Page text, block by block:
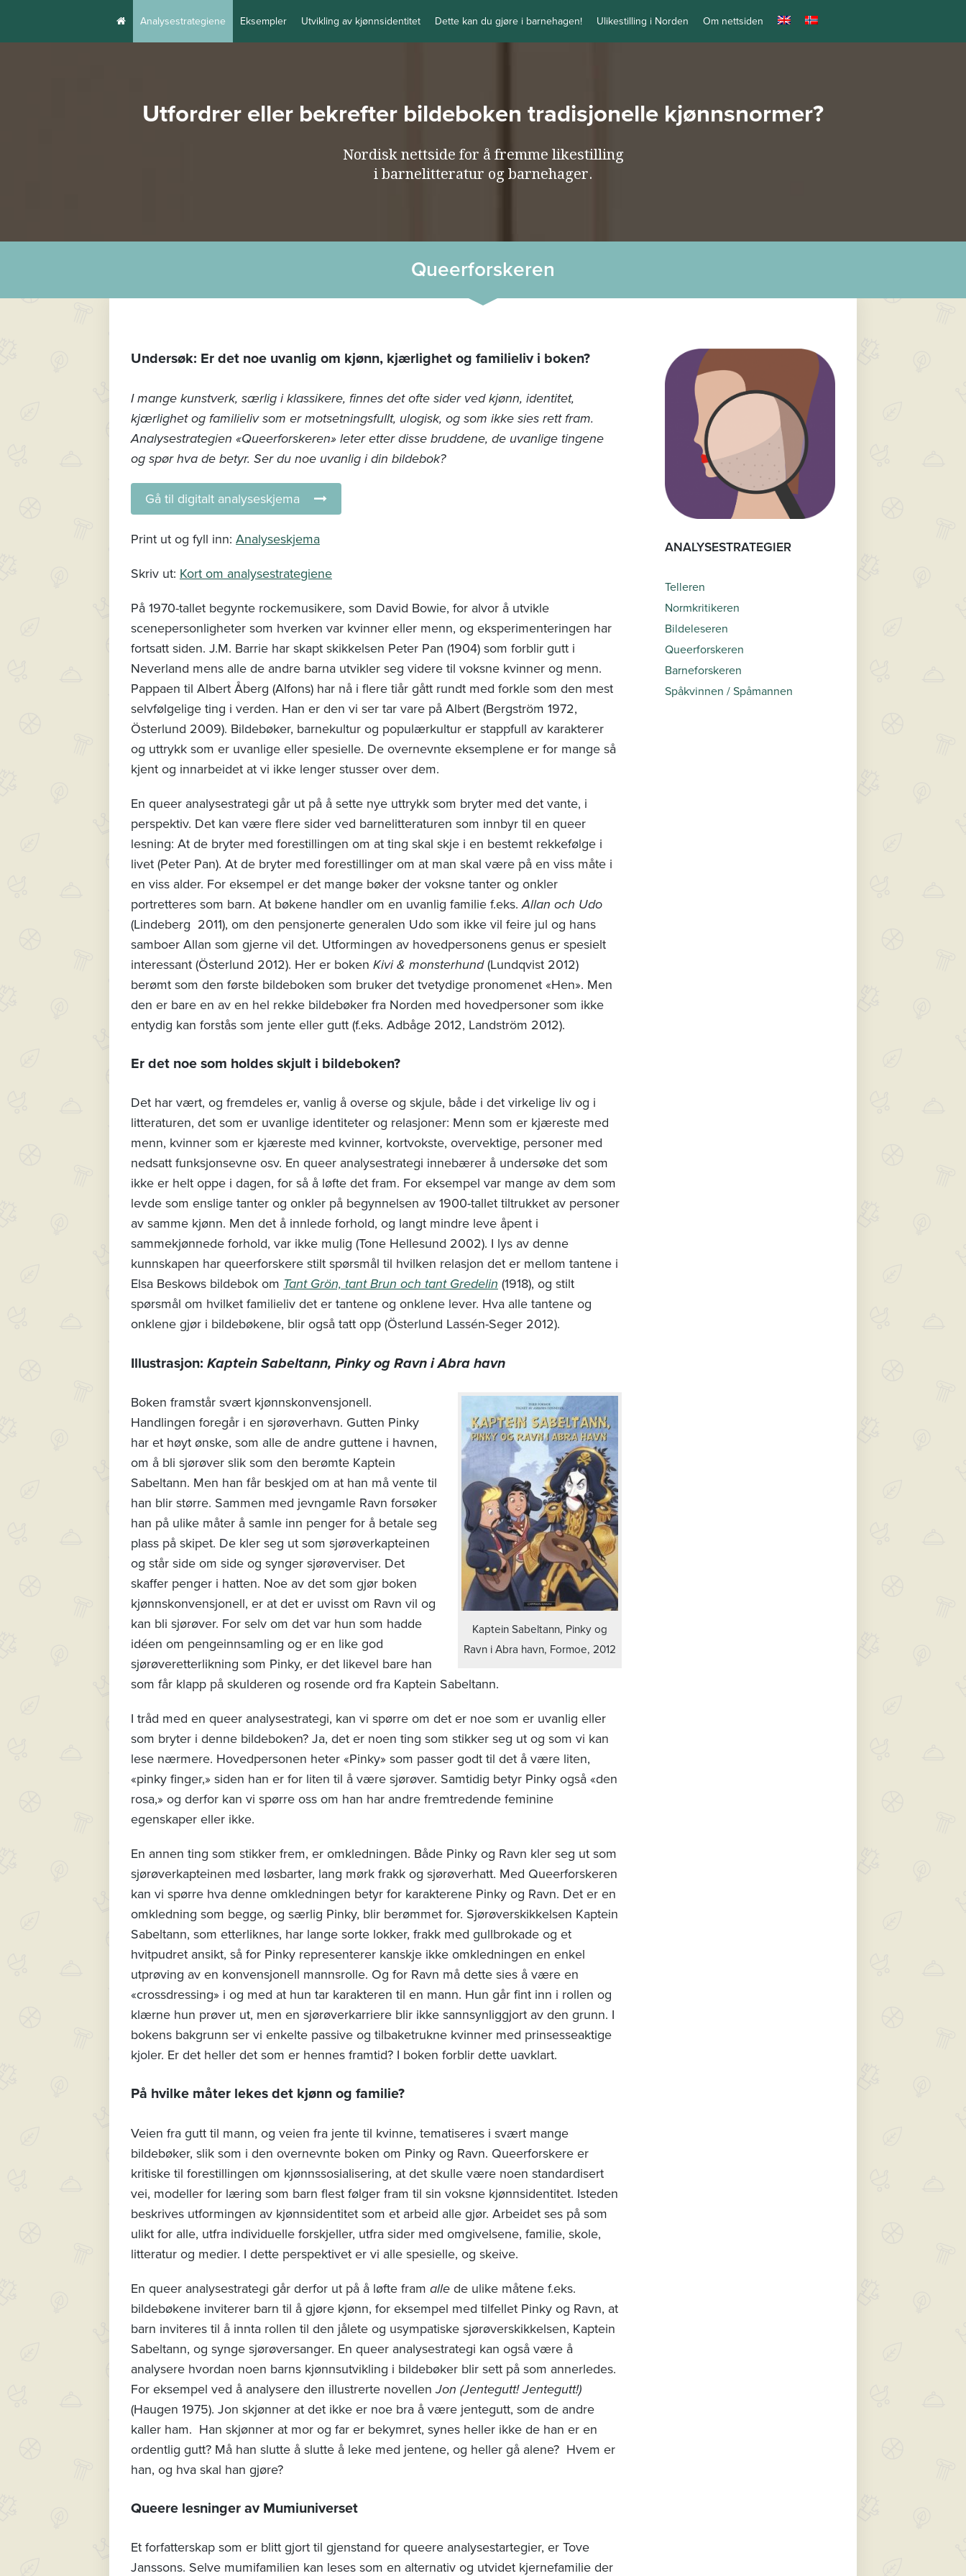
Analysestrategiene Eksempler Utvikling av kjønnsidentitet Dette kan du gjøre i barnehagen! Ulikestilling i Norden Om nettsiden
Utfordrer eller bekrefter bildeboken tradisjonelle kjønnsnormer?
Nordisk nettside for å fremme likestilling
i barnelitteratur og barnehager.
Queerforskeren
Undersøk: Er det noe uvanlig om kjønn, kjærlighet og familieliv i boken?
I mange kunstverk, særlig i klassikere, finnes det ofte sider ved kjønn, identitet,
kjærlighet og familieliv som er motsetningsfullt, ulogisk, og som ikke sies rett fram.
Analysestrategien «Queerforskeren» leter etter disse bruddene, de uvanlige tingene
og spør hva de betyr. Ser du noe uvanlig i din bildebok?
Gå til digitalt analyseskjema
Print ut og fyll inn: Analyseskjema
Skriv ut: Kort om analysestrategiene
På 1970-tallet begynte rockemusikere, som David Bowie, for alvor å utvikle
scenepersonligheter som hverken var kvinner eller menn, og eksperimenteringen har
fortsatt siden. J.M. Barrie har skapt skikkelsen Peter Pan (1904) som forblir gutt i
Neverland mens alle de andre barna utvikler seg videre til voksne kvinner og menn.
Pappaen til Albert Åberg (Alfons) har nå i flere tiår gått rundt med forkle som den mest
selvfølgelige ting i verden. Han er den vi ser tar vare på Albert (Bergström 1972,
Österlund 2009). Bildebøker, barnekultur og populærkultur er stappfull av karakterer
og uttrykk som er uvanlige eller spesielle. De overnevnte eksemplene er for mange så
kjent og innarbeidet at vi ikke lenger stusser over dem.
En queer analysestrategi går ut på å sette nye uttrykk som bryter med det vante, i
perspektiv. Det kan være flere sider ved barnelitteraturen som innbyr til en queer
lesning: At de bryter med forestillingen om at ting skal skje i en bestemt rekkefølge i
livet (Peter Pan). At de bryter med forestillinger om at man skal være på en viss måte i
en viss alder. For eksempel er det mange bøker der voksne tanter og onkler
portretteres som barn. At bøkene handler om en uvanlig familie f.eks.Allan och Udo
(Lindeberg 2011), om den pensjonerte generalen Udo som ikke vil feire jul og hans
samboer Allan som gjerne vil det. Utformingen av hovedpersonens genus er spesielt
interessant (Österlund 2012). Her er boken Kivi & monsterhund(Lundqvist 2012)
berømt som den første bildeboken som bruker det tvetydige pronomenet «Hen». Men
den er bare en av en hel rekke bildebøker fra Norden med hovedpersoner som ikke
entydig kan forstås som jente eller gutt (f.eks. Adbåge 2012, Landström 2012).
Er det noe som holdes skjult i bildeboken?
Det har vært, og fremdeles er, vanlig å overse og skjule, både i det virkelige liv og i
litteraturen, det som er uvanlige identiteter og relasjoner: Menn som er kjæreste med
menn, kvinner som er kjæreste med kvinner, kortvokste, overvektige, personer med
nedsatt funksjonsevne osv. En queer analysestrategi innebærer å undersøke det som
ikke er helt oppe i dagen, for så å løfte det fram. For eksempel var mange av dem som
levde som enslige tanter og onkler på begynnelsen av 1900-tallet tiltrukket av personer
av samme kjønn. Men det å innlede forhold, og langt mindre leve åpent i
sammekjønnede forhold, var ikke mulig (Tone Hellesund 2002). I lys av denne
kunnskapen har queerforskere stilt spørsmål til hvilken relasjon det er mellom tantene i
Elsa Beskows bildebok om Tant Grön, tant Brun och tant Gredelin (1918), og stilt
spørsmål om hvilket familieliv det er tantene og onklene lever. Hva alle tantene og
onklene gjør i bildebøkene, blir også tatt opp (Österlund Lassén-Seger 2012).
Illustrasjon: Kaptein Sabeltann, Pinky og Ravn i Abra havn
Kaptein Sabeltann, Pinky og
Ravn i Abra havn, Formoe, 2012
Boken framstår svært kjønnskonvensjonell.
Handlingen foregår i en sjørøverhavn. Gutten Pinky
har et høyt ønske, som alle de andre guttene i havnen,
om å bli sjørøver slik som den berømte Kaptein
Sabeltann. Men han får beskjed om at han må vente til
han blir større. Sammen med jevngamle Ravn forsøker
han på ulike måter å samle inn penger for å betale seg
plass på skipet. De kler seg ut som sjørøverkapteinen
og står side om side og synger sjørøverviser. Det
skaffer penger i hatten. Noe av det som gjør boken
kjønnskonvensjonell, er at det er uvisst om Ravn vil og
kan bli sjørøver. For selv om det var hun som hadde
idéen om pengeinnsamling og er en like god
sjørøveretterlikning som Pinky, er det likevel bare han
som får klapp på skulderen og rosende ord fra Kaptein Sabeltann.
I tråd med en queer analysestrategi, kan vi spørre om det er noe som er uvanlig eller
som bryter i denne bildeboken? Ja, det er noen ting som stikker seg ut og som vi kan
lese nærmere. Hovedpersonen heter «Pinky» som passer godt til det å være liten,
«pinky finger,» siden han er for liten til å være sjørøver. Samtidig betyr Pinky også «den
rosa,» og derfor kan vi spørre oss om han har andre fremtredende feminine
egenskaper eller ikke.
En annen ting som stikker frem, er omkledningen. Både Pinky og Ravn kler seg ut som
sjørøverkapteinen med løsbarter, lang mørk frakk og sjørøverhatt. Med Queerforskeren
kan vi spørre hva denne omkledningen betyr for karakterene Pinky og Ravn. Det er en
omkledning som begge, og særlig Pinky, blir berømmet for. Sjørøverskikkelsen Kaptein
Sabeltann, som etterliknes, har lange sorte lokker, frakk med gullbrokade og et
hvitpudret ansikt, så for Pinky representerer kanskje ikke omkledningen en enkel
utprøving av en konvensjonell mannsrolle. Og for Ravn må dette sies å være en
«crossdressing» i og med at hun tar karakteren til en mann. Hun går fint inn i rollen og
klærne hun prøver ut, men en sjørøverkarriere blir ikke sannsynliggjort av den grunn. I
bokens bakgrunn ser vi enkelte passive og tilbaketrukne kvinner med prinsesseaktige
kjoler. Er det heller det som er hennes framtid? I boken forblir dette uavklart.
På hvilke måter lekes det kjønn og familie?
Veien fra gutt til mann, og veien fra jente til kvinne, tematiseres i svært mange
bildebøker, slik som i den overnevnte boken om Pinky og Ravn. Queerforskere er
kritiske til forestillingen om kjønnssosialisering, at det skulle være noen standardisert
vei, modeller for læring som barn flest følger fram til sin voksne kjønnsidentitet. Isteden
beskrives utformingen av kjønnsidentitet som et arbeid alle gjør. Arbeidet ses på som
ulikt for alle, utfra individuelle forskjeller, utfra sider med omgivelsene, familie, skole,
litteratur og medier. I dette perspektivet er vi alle spesielle, og skeive.
En queer analysestrategi går derfor ut på å løfte fram alle de ulike måtene f.eks.
bildebøkene inviterer barn til å gjøre kjønn, for eksempel med tilfellet Pinky og Ravn, at
barn inviteres til å innta rollen til den jålete og usympatiske sjørøverskikkelsen, Kaptein
Sabeltann, og synge sjørøversanger. En queer analysestrategi kan også være å
analysere hvordan noen barns kjønnsutvikling i bildebøker blir sett på som annerledes.
For eksempel ved å analysere den illustrerte novellenJon (Jentegutt! Jentegutt!)
(Haugen 1975). Jon skjønner at det ikke er noe bra å være jentegutt, som de andre
kaller ham. Han skjønner at mor og far er bekymret, synes heller ikke de han er en
ordentlig gutt? Må han slutte å slutte å leke med jentene, og heller gå alene? Hvem er
han, og hva skal han gjøre?
Queere lesninger av Mumiuniverset
Et forfatterskap som er blitt gjort til gjenstand for queere analysestartegier, er Tove
Janssons. Selve mumifamilien kan leses som en alternativ og utvidet kjernefamilie der
ANALYSESTRATEGIER
Telleren
Normkritikeren
Bildeleseren
Queerforskeren
Barneforskeren
Spåkvinnen / Spåmannen